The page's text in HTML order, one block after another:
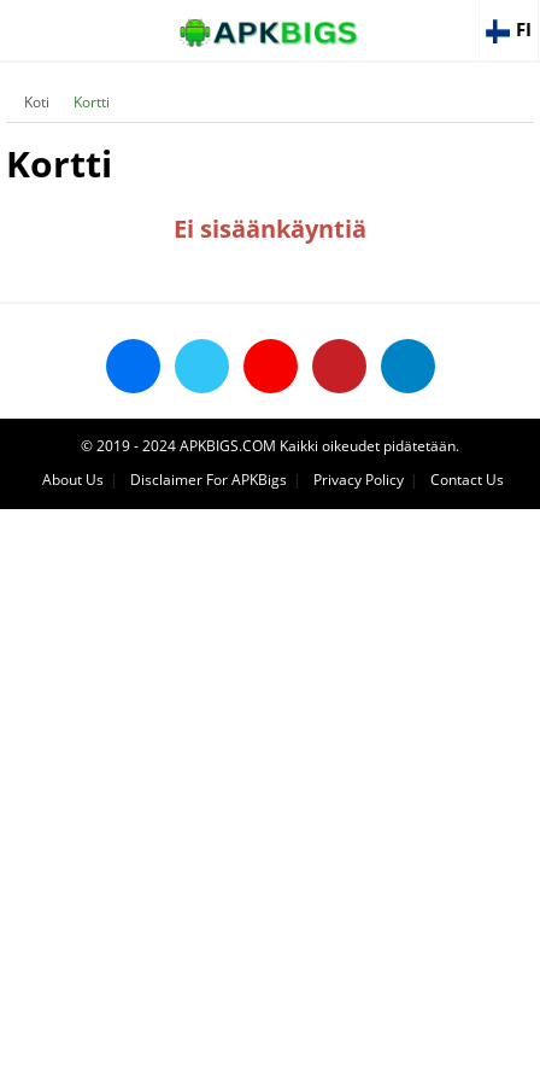
FI
Koti Kortti
Kortti
Ei sisäänkäyntiä
© 2019 - 2024 APKBIGS.COM Kaikki oikeudet pidätetään.
About Us
Disclaimer For APKBigs Privacy Policy Contact Us